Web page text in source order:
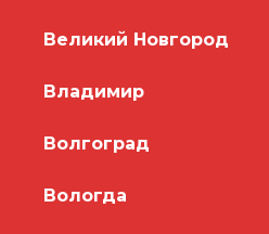
Великий Новгород
Владимир
Волгоград
Вологда